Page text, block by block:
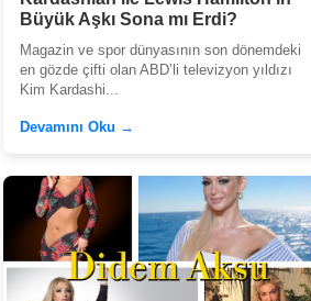
Büyük Aşkı Sona mı Erdi?
Magazin ve spor dünyasının son dönemdeki
en gözde çifti olan ABD’li televizyon yıldızı
Kim Kardashi...
Devamını Oku →